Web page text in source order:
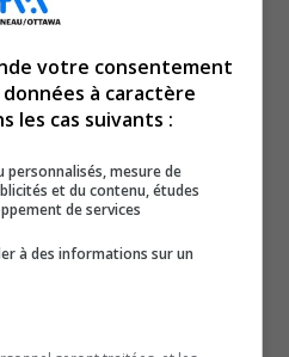
de méfait après qu’une
contre l’immeuble du
elle s’était ensuite attachée
l’accompagnait derrière la
sur son compte Twitter
événements.
qui semble être de la
votre consentement
à caractère
les cas suivants :
personnalisés, mesure de
et du contenu, études
de services
à des informations sur un